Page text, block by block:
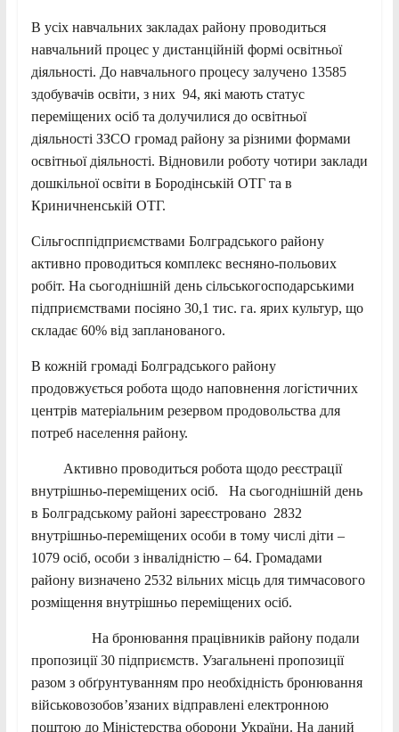
В усіх навчальних закладах району проводиться
навчальний процес у дистанційній формі освітньої
діяльності. До навчального процесу залучено 13585
здобувачів освіти, з них 94, які мають статус
переміщених осіб та долучилися до освітньої
діяльності ЗЗСО громад району за різними формами
освітньої діяльності. Відновили роботу чотири заклади
дошкільної освіти в Бородінській ОТГ та в
Криничненській ОТГ.
Сільгосппідприємствами Болградського району
активно проводиться комплекс весняно-польових
робіт. На сьогоднішній день сільськогосподарськими
підприємствами посіяно 30,1 тис. га. ярих культур, що
складає 60% від запланованого.
В кожній громаді Болградського району
продовжується робота щодо наповнення логістичних
центрів матеріальним резервом продовольства для
потреб населення району.
Активно проводиться робота щодо реєстрації
внутрішньо-переміщених осіб. На сьогоднішній день
в Болградському районі зареєстровано 2832
внутрішньо-переміщених особи в тому числі діти –
1079 осіб, особи з інвалідністю – 64. Громадами
району визначено 2532 вільних місць для тимчасового
розміщення внутрішньо переміщених осіб.
На бронювання працівників району подали
пропозиції 30 підприємств. Узагальнені пропозиції
разом з обґрунтуванням про необхідність бронювання
військовозобов’язаних відправлені електронною
поштою до Міністерства оборони України. На даний